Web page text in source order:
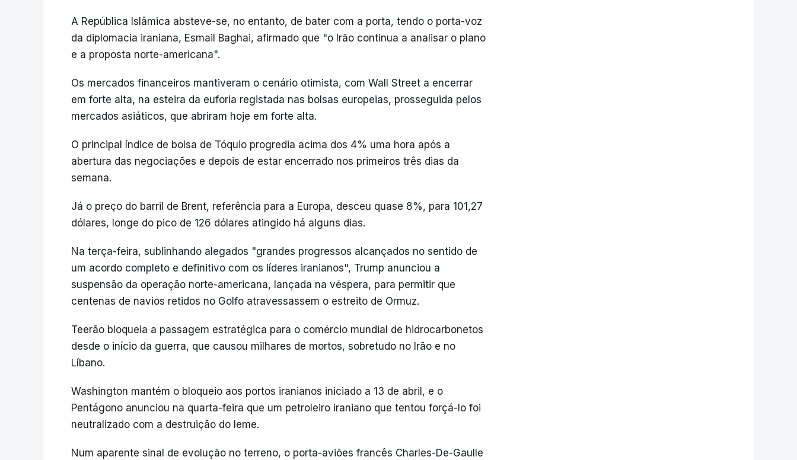
A República Islâmica absteve-se, no entanto, de bater com a porta, tendo o porta-voz
da diplomacia iraniana, Esmail Baghai, afirmado que "o Irão continua a analisar o plano
e a proposta norte-americana".
Os mercados financeiros mantiveram o cenário otimista, com Wall Street a encerrar
em forte alta, na esteira da euforia registada nas bolsas europeias, prosseguida pelos
mercados asiáticos, que abriram hoje em forte alta.
O principal índice de bolsa de Tóquio progredia acima dos 4% uma hora após a
abertura das negociações e depois de estar encerrado nos primeiros três dias da
semana.
Já o preço do barril de Brent, referência para a Europa, desceu quase 8%, para 101,27
dólares, longe do pico de 126 dólares atingido há alguns dias.
Na terça-feira, sublinhando alegados "grandes progressos alcançados no sentido de
um acordo completo e definitivo com os líderes iranianos", Trump anunciou a
suspensão da operação norte-americana, lançada na véspera, para permitir que
centenas de navios retidos no Golfo atravessassem o estreito de Ormuz.
Teerão bloqueia a passagem estratégica para o comércio mundial de hidrocarbonetos
desde o início da guerra, que causou milhares de mortos, sobretudo no Irão e no
Líbano.
Washington mantém o bloqueio aos portos iranianos iniciado a 13 de abril, e o
Pentágono anunciou na quarta-feira que um petroleiro iraniano que tentou forçá-lo foi
neutralizado com a destruição do leme.
Num aparente sinal de evolução no terreno, o porta-aviões francês Charles-De-Gaulle